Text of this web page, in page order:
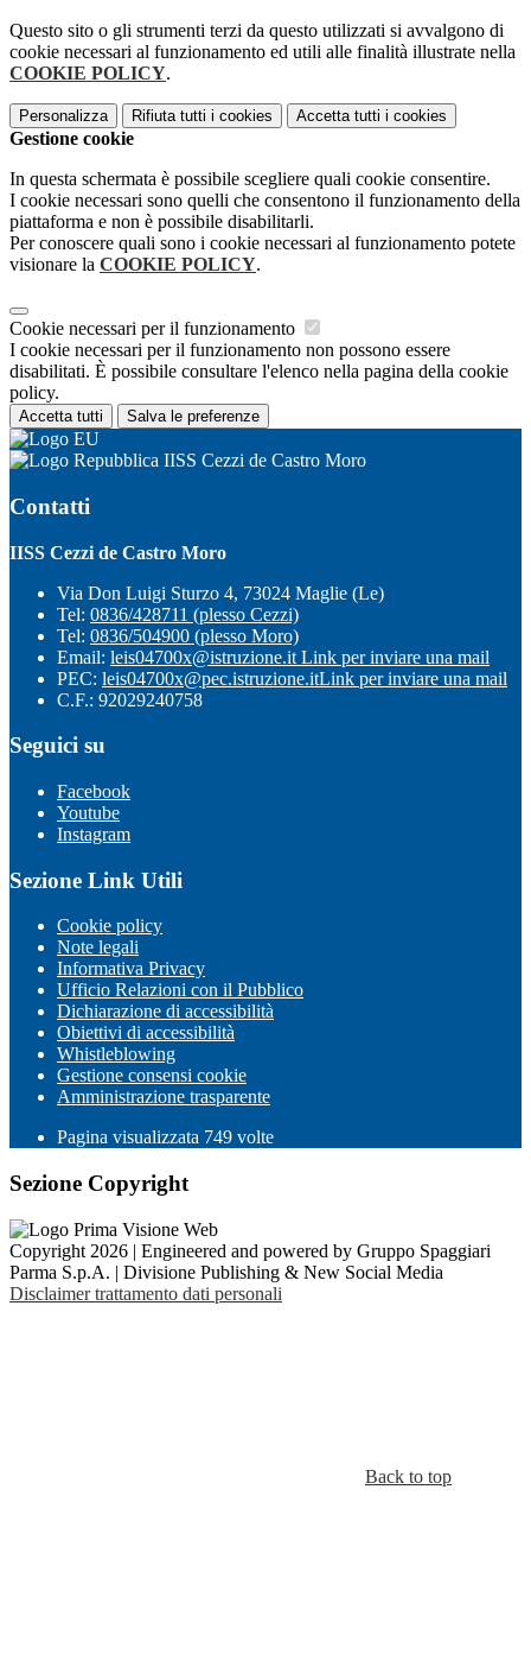
Questo sito o gli strumenti terzi da questo utilizzati si avvalgono di
cookie necessari al funzionamento ed utili alle finalità illustrate nella
COOKIE POLICY.
Personalizza Rifiuta tutti i cookies Accetta tutti i cookies
Gestione cookie
In questa schermata è possibile scegliere quali cookie consentire.
I cookie necessari sono quelli che consentono il funzionamento della
piattaforma e non è possibile disabilitarli.
Per conoscere quali sono i cookie necessari al funzionamento potete
visionare la COOKIE POLICY.
Cookie necessari per il funzionamento
I cookie necessari per il funzionamento non possono essere
disabilitati. È possibile consultare l'elenco nella pagina della cookie
policy.
Accetta tutti Salva le preferenze
IISS Cezzi de Castro Moro
Contatti
IISS Cezzi de Castro Moro
Via Don Luigi Sturzo 4, 73024 Maglie (Le)
Tel: 0836/428711 (plesso Cezzi)
Tel: 0836/504900 (plesso Moro)
Email: leis04700x@istruzione.it Link per inviare una mail
PEC: leis04700x@pec.istruzione.itLink per inviare una mail
C.F.: 92029240758
Seguici su
Facebook
Youtube
Instagram
Sezione Link Utili
Cookie policy
Note legali
Informativa Privacy
Ufficio Relazioni con il Pubblico
Dichiarazione di accessibilità
Obiettivi di accessibilità
Whistleblowing
Gestione consensi cookie
Amministrazione trasparente
Pagina visualizzata 749 volte
Sezione Copyright
Copyright 2026 | Engineered and powered by Gruppo Spaggiari
Parma S.p.A. | Divisione Publishing & New Social Media
Disclaimer trattamento dati personali
Back to top